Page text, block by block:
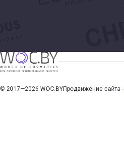
© 2017—2026 WOC.BYПродвижение сайта -